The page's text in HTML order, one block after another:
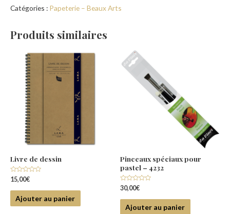
Catégories : Papeterie – Beaux Arts
Produits similaires
Livre de dessin
Note
0
sur
15,00€
Ajouter au panier
Pinceaux spéciaux pour
pastel – 4232
Note
0
sur
30,00€
Ajouter au panier